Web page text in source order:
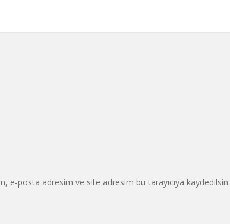
e-posta adresim ve site adresim bu tarayıcıya kaydedilsin.